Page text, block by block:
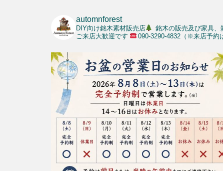
automnforest
DIY向け銘木素材販売店 銘木の販売及び家具、
ご来店大歓迎です
090-3290-4832（※来店予約